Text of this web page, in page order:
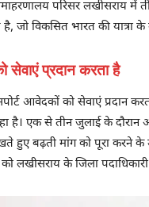
परिसर लखीसराय में
जो विकसित भारत की यात्रा के
सेवाएं प्रदान करता है
आवेदकों को सेवाएं प्रदान
है। एक से तीन जुलाई के
हुए बढ़ती मांग को पूरा करने
के जिला पदाधिकारी